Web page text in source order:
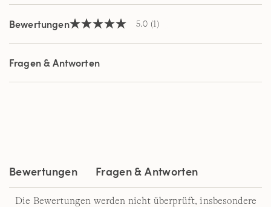
Bewertungen5.0
5
Sternen,
Durchschnittswert
Bewertung.
5.0 (1)
Fragen & Antworten
Bewertungen Fragen & Antworten
Die Bewertungen werden nicht überprüft, insbesondere